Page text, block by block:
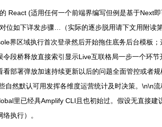
React (适用任何一个前端界编写但例是基于Next
位如下详发步骤…（实际的逐步脱用请下文用附读
界区域执行首次登录然后开始拖住底务后台模板；
段桥释放直接索引显示Live互联格局一步一个环
部署弹放加速持续更新以后的问题全面管控或者
然默认可用发挥各维度运营统计及时决策。\n\n
里已经具Amplify CLI且也初始过。假设无直接建
执行）。